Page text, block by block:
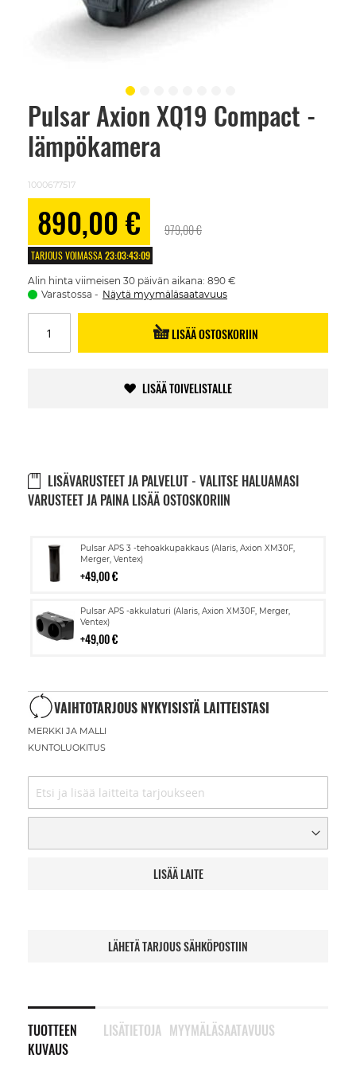
Pulsar Axion XQ19 Compact -
lämpökamera
1000677517
890,00 € 979,00 €
TARJOUS VOIMASSA 23:03:43:08
Alin hinta viimeisen 30 päivän aikana: 890 €
Varastossa
Näytä myymäläsaatavuus
LISÄÄ OSTOSKORIIN
LISÄÄ TOIVELISTALLE
LISÄVARUSTEET JA PALVELUT - VALITSE HALUAMASI
VARUSTEET JA PAINA LISÄÄ OSTOSKORIIN
Pulsar APS 3 -tehoakkupakkaus (Alaris, Axion XM30F,
Merger, Ventex)
49,00 €
Lisää
ostoskoriin
Pulsar APS -akkulaturi (Alaris, Axion XM30F, Merger,
Ventex)
49,00 €
Lisää
ostoskoriin
VAIHTOTARJOUS NYKYISISTÄ LAITTEISTASI
MERKKI JA MALLI
KUNTOLUOKITUS
LISÄÄ LAITE
LÄHETÄ TARJOUS SÄHKÖPOSTIIN
TUOTTEEN
KUVAUS
LISÄTIETOJA MYYMÄLÄSAATAVUUS
Skip
beginning
images
gallery